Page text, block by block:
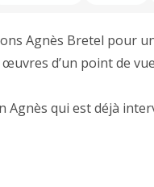
Agnès Bretel pour
œuvres d’un point de
Agnès qui est déjà